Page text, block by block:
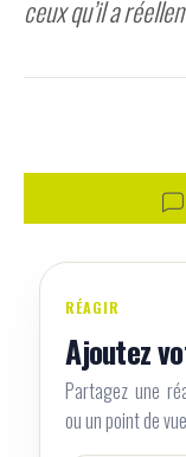
ceux qu’il a
RÉAGIR
Ajoutez
Partagez une
ou un point de